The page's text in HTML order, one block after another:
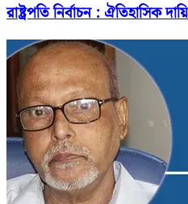
রাষ্ট্রপতি নির্বাচন : ঐতিহাসিক